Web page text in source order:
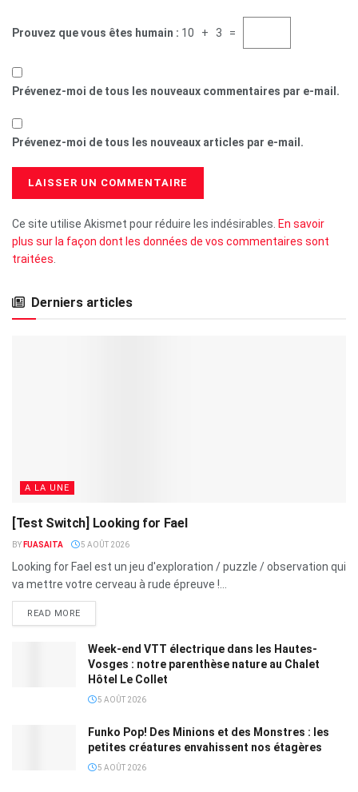
Prouvez que vous êtes humain : 10 + 3 =
Prévenez-moi de tous les nouveaux commentaires par e-mail.
Prévenez-moi de tous les nouveaux articles par e-mail.
Ce site utilise Akismet pour réduire les indésirables. En savoir
plus sur la façon dont les données de vos commentaires sont
traitées.
Derniers articles
A LA UNE
[Test Switch] Looking for Fael
BY FUASAITA 5 AOÛT 2026
Looking for Fael est un jeu d'exploration / puzzle / observation qui
va mettre votre cerveau à rude épreuve !...
READ MORE
Week-end VTT électrique dans les Hautes-
Vosges : notre parenthèse nature au Chalet
Hôtel Le Collet
5 AOÛT 2026
Funko Pop! Des Minions et des Monstres : les
petites créatures envahissent nos étagères
5 AOÛT 2026